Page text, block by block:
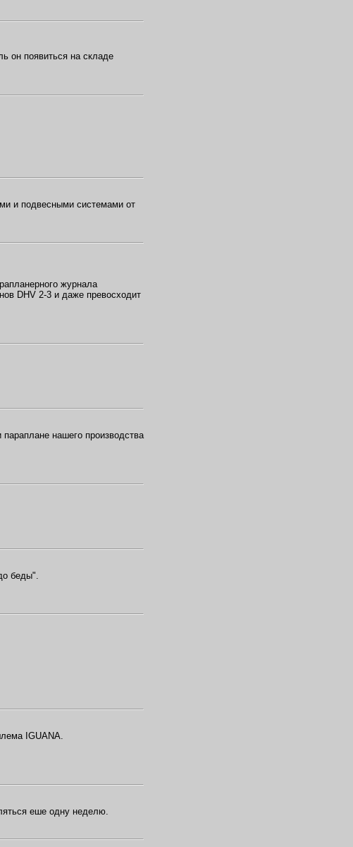
он появиться на складе
и подвесными системами от
журнала
DHV 2-3 и даже превосходит
параплане нашего производства
беды".
IGUANA.
еше одну неделю.